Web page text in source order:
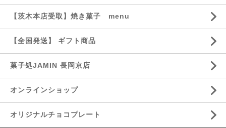
【茨木本店受取】焼き菓子 menu
【全国発送】 ギフト商品
菓子処JAMIN 長岡京店
オンラインショップ
オリジナルチョコプレート